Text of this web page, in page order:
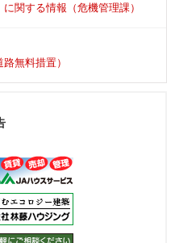
関する情報（危機管理課）
無料措置）